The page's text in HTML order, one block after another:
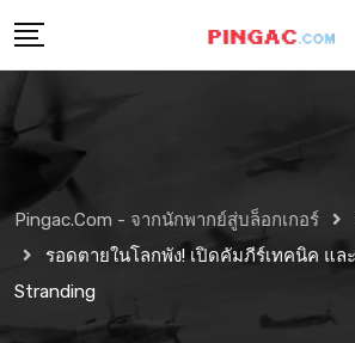
Pingac.com - จากนักพากย์สู่บล็อกเกอร์
รอดตายในโลกพัง! เปิดคัมภีร์เทคนิค แล
Stranding